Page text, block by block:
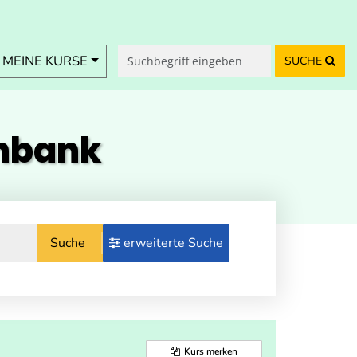
KURSE SUCHE
Suche erweiterte Suche
Kurs merken